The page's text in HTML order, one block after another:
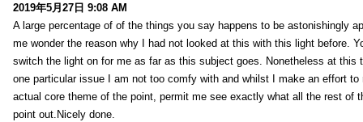
2019年5月27日 9:08 AM
A large percentage of of the things you say happens to be astonishingly
me wonder the reason why I had not looked at this with this light before.
switch the light on for me as far as this subject goes. Nonetheless at this
one particular issue I am not too comfy with and whilst I make an effort to
actual core theme of the point, permit me see exactly what all the rest of
point out.Nicely done.